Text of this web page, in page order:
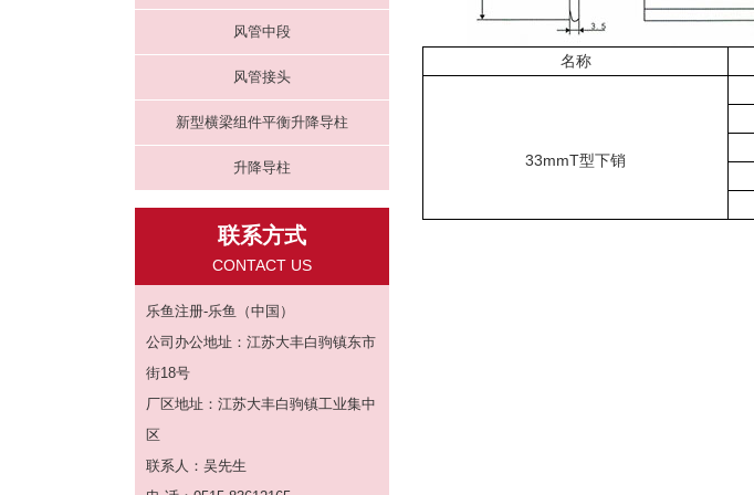
风管中段
风管接头
新型横梁组件平衡升降导柱
升降导柱
联系方式
CONTACT US
乐鱼注册-乐鱼（中国）
公司办公地址：江苏大丰白驹镇东市
街18号
厂区地址：江苏大丰白驹镇工业集中
区
联系人：吴先生
名称
33mmT型下销